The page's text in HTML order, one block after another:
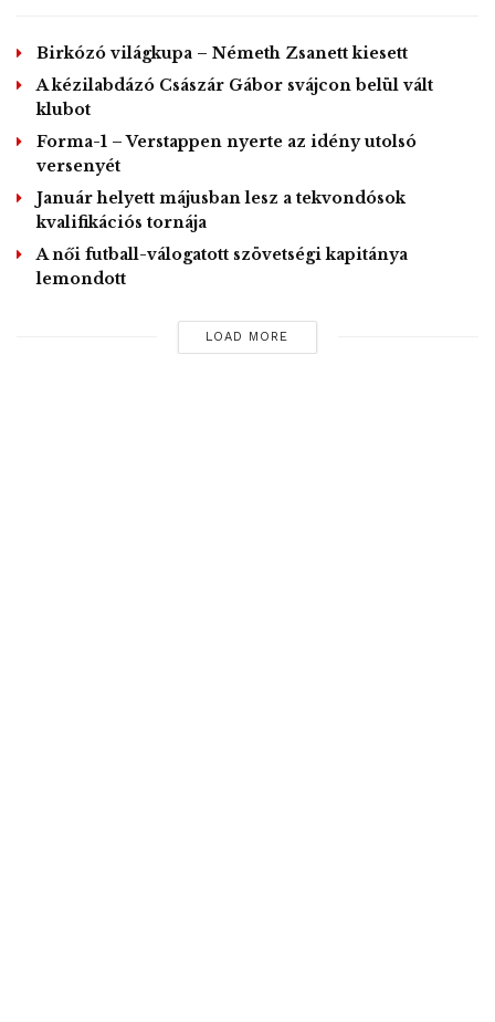
MTI – Fotó és Videó / Ayton Senna Facebook oldala
Tags: autóversenyzés
legenda születésnap
Birkózó világkupa – Németh Zsanett kiesett
A kézilabdázó Császár Gábor svájcon belül vált
klubot
Forma-1 – Verstappen nyerte az idény utolsó
versenyét
Január helyett májusban lesz a tekvondósok
kvalifikációs tornája
A női futball-válogatott szövetségi kapitánya
lemondott
LOAD MORE